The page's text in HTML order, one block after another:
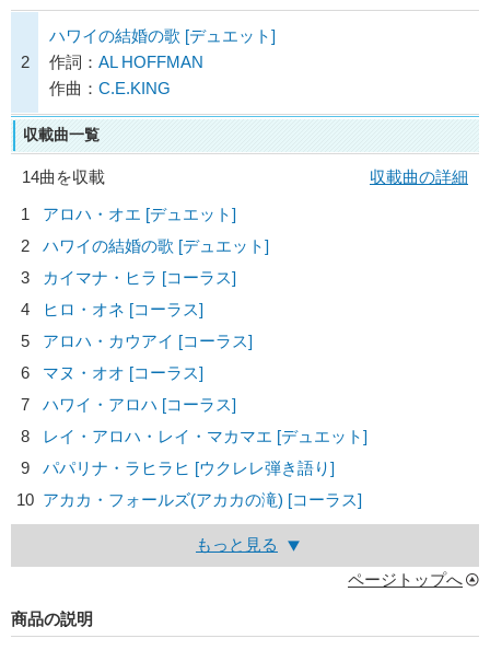
2
ハワイの結婚の歌 [デュエット]
作詞： AL HOFFMAN
作曲： C.E.KING
収載曲一覧
14曲を収載
収載曲の詳細
1
アロハ・オエ [デュエット]
2
ハワイの結婚の歌 [デュエット]
3
カイマナ・ヒラ [コーラス]
4
ヒロ・オネ [コーラス]
5
アロハ・カウアイ [コーラス]
6
マヌ・オオ [コーラス]
7
ハワイ・アロハ [コーラス]
8
レイ・アロハ・レイ・マカマエ [デュエット]
9
パパリナ・ラヒラヒ [ウクレレ弾き語り]
10 アカカ・フォールズ(アカカの滝) [コーラス]
もっと見る
ページトップへ
商品の説明